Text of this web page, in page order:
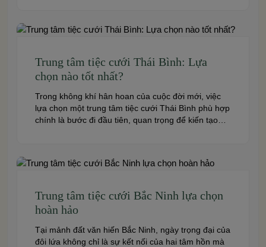
Trung tâm tiệc cưới Thái Bình: Lựa
chọn nào tốt nhất?
Trong không khí hân hoan của cuộc đời mới, việc
lựa chọn một trung tâm tiệc cưới Thái Bình phù hợp
chính là bước đi đầu tiên, quan trọng để kiến tạo
Trung tâm tiệc cưới Bắc Ninh lựa chọn
hoàn hảo
Tại mảnh đất văn hiến Bắc Ninh, ngày trọng đại của
đôi lứa không chỉ là sự kết nối của hai tâm hồn mà